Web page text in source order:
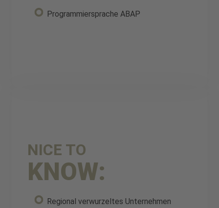
Programmiersprache ABAP
NICE TO
KNOW:
Regional verwurzeltes Unternehmen